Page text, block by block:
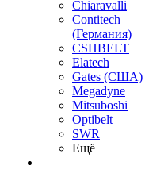
Chiaravalli
Contitech
(Германия)
CSHBELT
Elatech
Gates (США)
Megadyne
Mitsuboshi
Optibelt
SWR
Ещё